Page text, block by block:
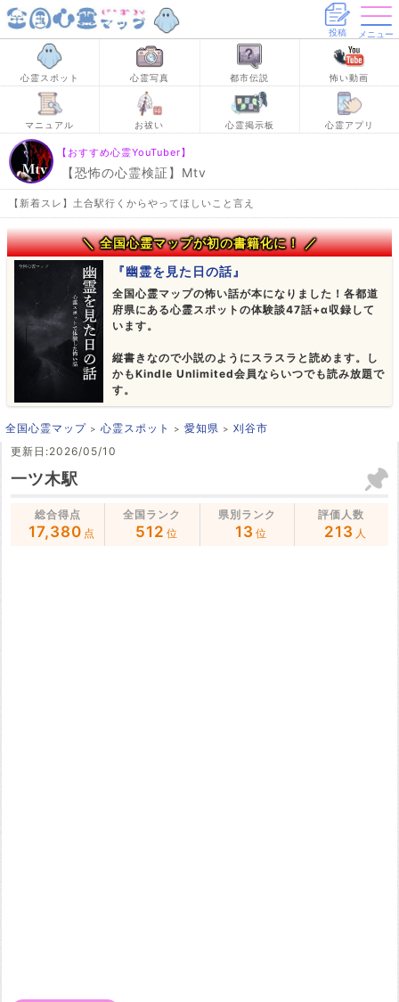
投稿 メニュー
心霊スポット 心霊写真 都市伝説 怖い動画
マニュアル お祓い 心霊掲示板 心霊アプリ
【おすすめ心霊YouTuber】
【恐怖の心霊検証】Mtv
【新着スレ】土合駅行くからやってほしいこと言え
＼ 全国心霊マップが初の書籍化に！ ／
『幽霊を見た日の話』
全国心霊マップの怖い話が本になりました！各都道
府県にある心霊スポットの体験談47話+α収録して
います。
縦書きなので小説のようにスラスラと読めます。し
かもKindle Unlimited会員ならいつでも読み放題で
す。
全国心霊マップ 心霊スポット 愛知県
刈谷市
更新日:2026/05/10
一ツ木駅
総合得点
17,380 点
全国ランク
512 位
県別ランク
13 位
評価人数
213 人